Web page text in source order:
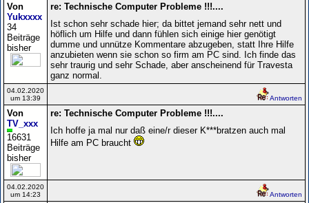
Von
Yukxxxx
34
Beiträge
bisher
re: Technische Computer Probleme !!!....
Ist schon sehr schade hier; da bittet jemand sehr nett und
höflich um Hilfe und dann fühlen sich einige hier genötigt
dumme und unnütze Kommentare abzugeben, statt Ihre Hilfe
anzubieten wenn sie schon so firm am PC sind. Ich finde das
sehr traurig und sehr Schade, aber anscheinend für Travesta
ganz normal.
04.02.2020
um 13:39
Antworten
Von
TV_xxx
16631
Beiträge
bisher
re: Technische Computer Probleme !!!....
Ich hoffe ja mal nur daß eine/r dieser K***bratzen auch mal
Hilfe am PC braucht
04.02.2020
um 14:23
Antworten